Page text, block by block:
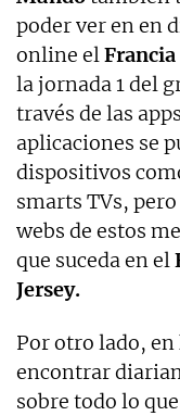
poder ver en en
online el
la jornada 1 del
través de las
aplicaciones se
dispositivos
smarts TVs,
webs de estos
que suceda en el
Jersey.
Por otro lado, en
encontrar
sobre todo lo